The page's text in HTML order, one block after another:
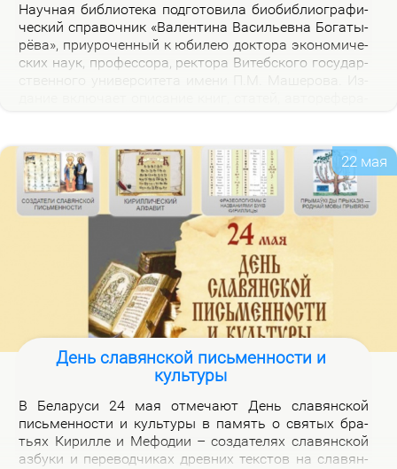
На­уч­ная биб­лио­те­ка под­го­то­ви­ла био­биб­лио­гра­фи­
че­ский спра­воч­ник «Ва­лен­ти­на Ва­си­льев­на Бо­га­ты­
рё­ва», при­уро­чен­ный к юби­лею док­то­ра эко­но­ми­че­
ских на­ук, про­фес­со­ра, рек­то­ра Ви­теб­ско­го го­судар­
22 мая
День славянской письменности и
культуры
В Бе­ла­ру­си 24 мая от­ме­ча­ют День сла­вян­ской
пись­мен­но­сти и куль­ту­ры в па­мять о свя­тых бра­
тьях Ки­рил­ле и Ме­фо­дии – со­зда­те­лях сла­вян­ской
аз­бу­ки и пе­ре­вод­чи­ках древ­них тек­стов на сла­вян­